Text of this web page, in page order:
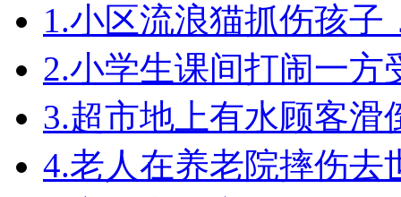
1.小区流浪猫抓伤孩子
2.小学生课间打闹一
3.超市地上有水顾客
4.老人在养老院摔伤去